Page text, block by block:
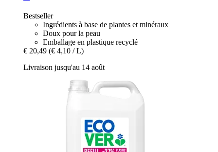
Bestseller
Ingrédients à base de plantes et minéraux
Doux pour la peau
Emballage en plastique recyclé
€ 20,49 (€ 4,10 / L)
Livraison jusqu'au 14 août